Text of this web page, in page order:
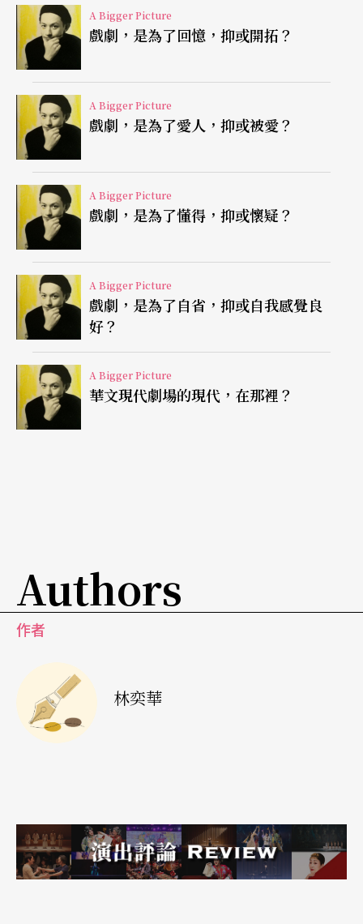
但新世代男同不等於問題少了，卻是更多矛盾不再
只存在於對外的抗爭。
「幸福」在劇中之所以是情感上的，也是政治上
的，正因為它既是個人的，也是社群的。
「繼承」的多層次解讀
《繼承》巧妙地借一間town house的繼承權伸延出
來的情感風波（來自原著《霍華德莊園》），發展
成對「繼承」的多層次解讀：
權益上：
當新世代的成長文化趨向愈來愈自我中
心，愈來愈自我消費，「社群」作為身分認同的意
識是不是也將面臨瓦解？個人的小確幸，是不是一
定取代以往的共赴時艱？劇中三代男同性戀者面對
要走這一遭才會有答案。唯一能夠治療傷痛的，就
是往前走。」這些空口講的白話，價值何在？而在
家庭的支持，叫社群，the community？
情感上：不是每個原生家庭都能給予每個人所需要
果不能，是不是代表，他就只能繼承冷漠、犬儒、
恨意？他就只能繼承社會信奉的，唯有外表、金錢
A Bigger Picture
戲劇，是為了回憶，抑或開拓？
A Bigger Picture
戲劇，是為了愛人，抑或被愛？
A Bigger Picture
戲劇，是為了懂得，抑或懷疑？
A Bigger Picture
戲劇，是為了自省，抑或自我感覺良
好？
A Bigger Picture
華文現代劇場的現代，在那裡？
Authors
作者
林奕華